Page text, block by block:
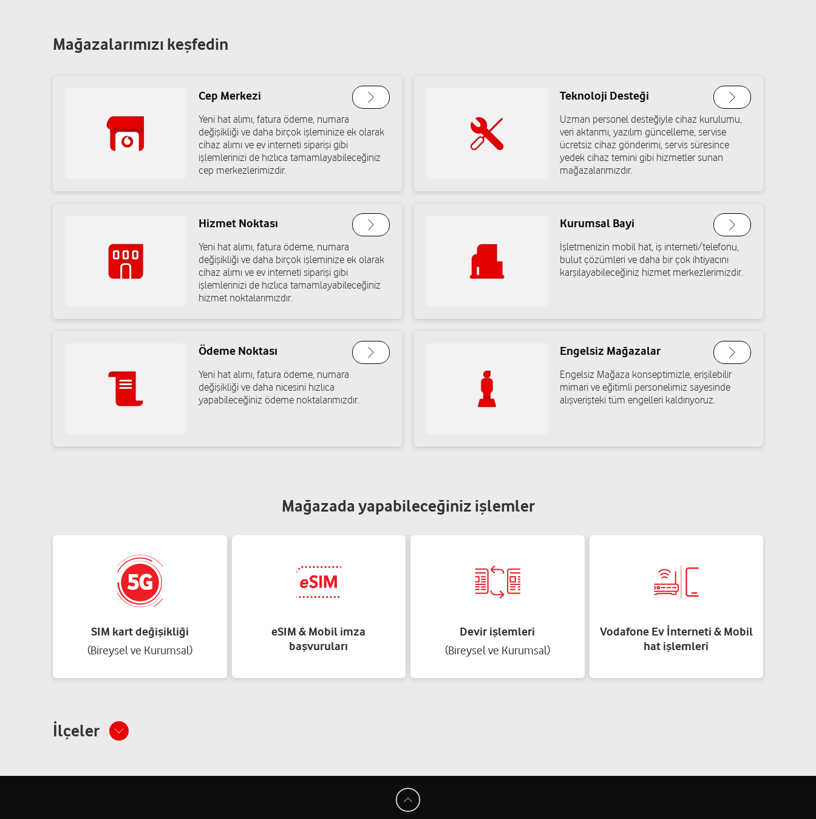
Mağazalarımızı keşfedin
Cep Merkezi
Yeni hat alımı, fatura ödeme, numara
değişikliği ve daha birçok işleminize ek olarak
cihaz alımı ve ev interneti siparişi gibi
işlemlerinizi de hızlıca tamamlayabileceğiniz
cep merkezlerimizdir.
Teknoloji Desteği
Uzman personel desteğiyle cihaz kurulumu,
veri aktarımı, yazılım güncelleme, servise
ücretsiz cihaz gönderimi, servis süresince
yedek cihaz temini gibi hizmetler sunan
mağazalarımızdır.
Hizmet Noktası
Yeni hat alımı, fatura ödeme, numara
değişikliği ve daha birçok işleminize ek olarak
cihaz alımı ve ev interneti siparişi gibi
işlemlerinizi de hızlıca tamamlayabileceğiniz
hizmet noktalarımızdır.
Kurumsal Bayi
İşletmenizin mobil hat, iş interneti/telefonu,
bulut çözümleri ve daha bir çok ihtiyacını
karşılayabileceğiniz hizmet merkezlerimizdir.
Ödeme Noktası
Yeni hat alımı, fatura ödeme, numara
değişikliği ve daha nicesini hızlıca
yapabileceğiniz ödeme noktalarımızdır.
Engelsiz Mağazalar
Engelsiz Mağaza konseptimizle, erişilebilir
mimari ve eğitimli personelimiz sayesinde
alışverişteki tüm engelleri kaldırıyoruz.
Mağazada yapabileceğiniz işlemler
SIM kart değişikliği
(Bireysel ve Kurumsal)
eSIM & Mobil imza
başvuruları
Devir işlemleri
(Bireysel ve Kurumsal)
Vodafone Ev İnterneti & Mobil
hat işlemleri
İlçeler